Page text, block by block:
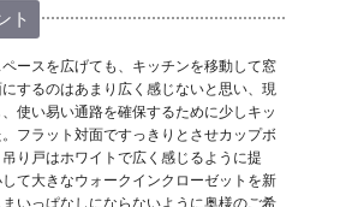
ト
ースを広げても、キッチンを移動して窓
するのはあまり広く感じないと思い、現
使い易い通路を確保するために少しキッ
フラット対面ですっきりとさせカップボ
り戸はホワイトで広く感じるように提
て大きなウォークインクローゼットを新
いっぱなしにならないように奥様のご希